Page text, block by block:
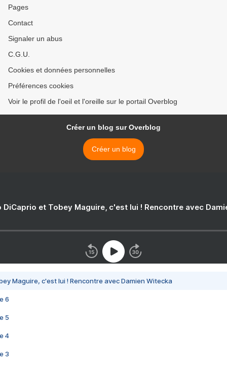
Pages
Contact
Signaler un abus
C.G.U.
Cookies et données personnelles
Préférences cookies
Voir le profil de l'oeil et l'oreille sur le portail Overblog
Créer un blog sur Overblog
Créer un blog
DiCaprio et Tobey Maguire, c'est lui ! Rencontre avec
Maguire, c'est lui ! Rencontre avec Damien Witecka
6
5
4
3